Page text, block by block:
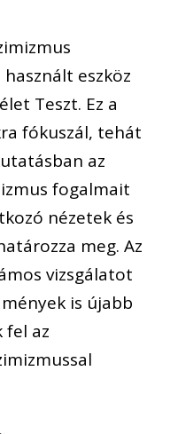
eszköz
Teszt. Ez a
fókuszál, tehát
az
fogalmait
nézetek és
meg. Az
vizsgálatot
is újabb
fel az